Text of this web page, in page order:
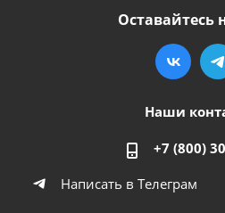
Оставайтесь
Наши
+7 (800)
Написать в Телеграм